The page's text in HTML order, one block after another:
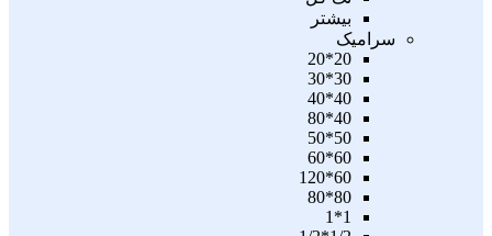
بیشتر
سرامیک
20*20
30*30
40*40
40*80
50*50
60*60
60*120
80*80
1*1